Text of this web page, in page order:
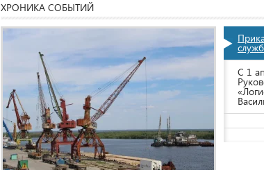
ХРОНИКА СОБЫТИЙ
С 1